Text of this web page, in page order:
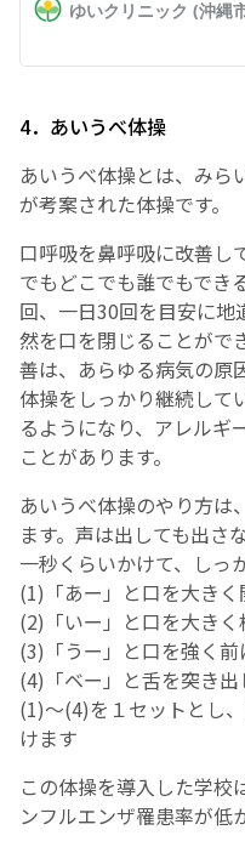
4．あいうべ体操
あいうべ体操とは、み
が考案された体操です。
口呼吸を鼻呼吸に改善し
でもどこでも誰でもでき
回、一日30回を目安に地
然を口を閉じることがで
善は、あらゆる病気の原
体操をしっかり継続して
るようになり、アレルギ
ことがあります。
あいうべ体操のやり方は
ます。声は出しても出さ
一秒くらいかけて、しっ
(1)「あー」と口を大きく
(2)「いー」と口を大きく
(3)「うー」と口を強く前
(4)「ベー」と舌を突き
(1)～(4)を１セットとし
けます
この体操を導入した学校
ンフルエンザ罹患率が低